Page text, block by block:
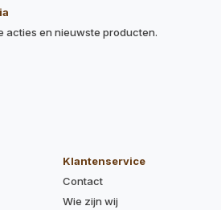
acties en nieuwste producten.
Klantenservice
Contact
Wie zijn wij